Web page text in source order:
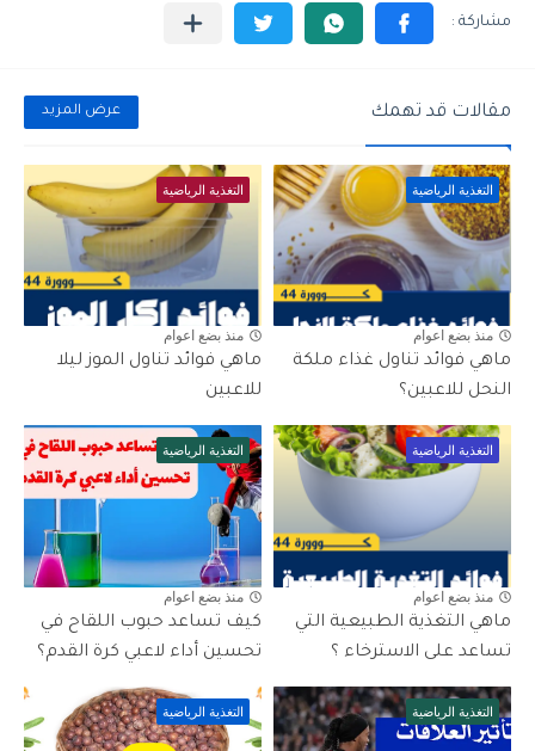
مقالات قد تهمك عرض المزيد
التغذية الرياضية
منذ بضع اعوام
ماهي فوائد تناول غذاء ملكة
النحل للاعبين؟
التغذية الرياضية
منذ بضع اعوام
ماهي فوائد تناول الموز ليلا
للاعبين
التغذية الرياضية
منذ بضع اعوام
ماهي التغذية الطبيعية التي
تساعد على الاسترخاء ؟
التغذية الرياضية
منذ بضع اعوام
كيف تساعد حبوب اللقاح في
تحسين أداء لاعبي كرة القدم؟
التغذية الرياضية التغذية الرياضية